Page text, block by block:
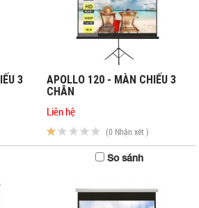
3
APOLLO 120 - MÀN CHIẾU 3
CHÂN
Liên hệ
(0 Nhận xét )
So sánh